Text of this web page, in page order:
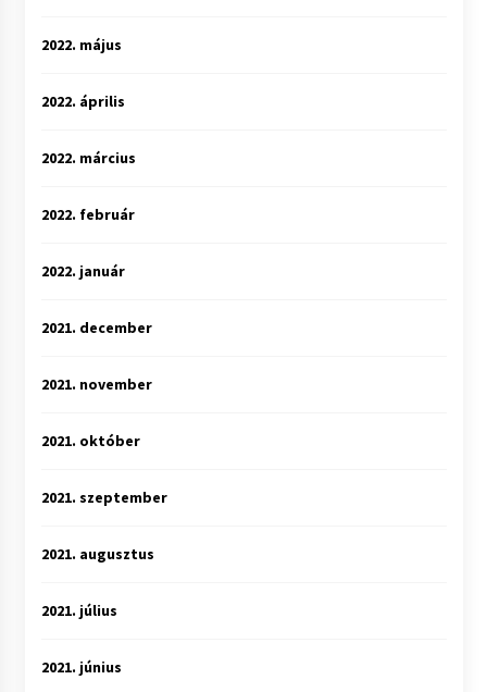
2022. május
2022. április
2022. március
2022. február
2022. január
2021. december
2021. november
2021. október
2021. szeptember
2021. augusztus
2021. július
2021. június